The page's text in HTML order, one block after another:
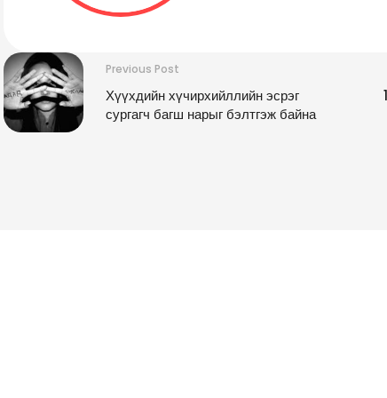
Previous Post
Хүүхдийн хүчирхийллийн эсрэг
сургагч багш нарыг бэлтгэж байна